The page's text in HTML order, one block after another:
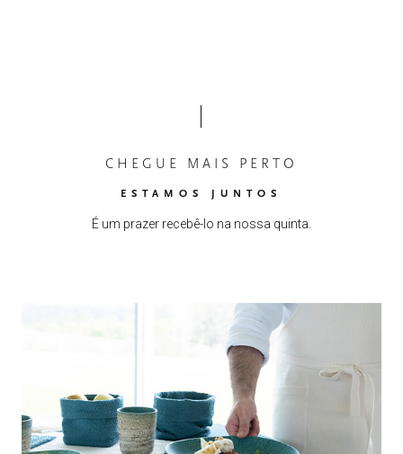
CHEGUE MAIS PERTO
ESTAMOS JUNTOS
É um prazer recebê-lo na nossa quinta.